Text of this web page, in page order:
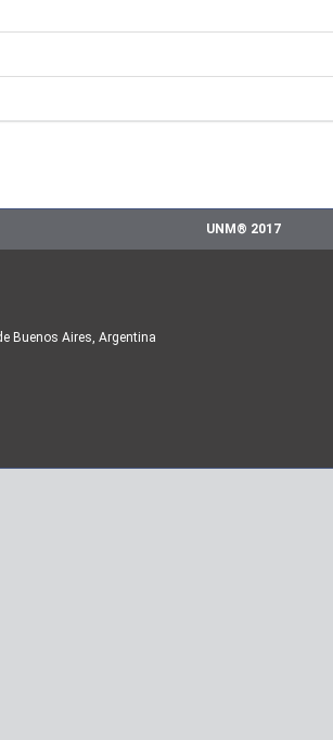
UNM® 2017
Buenos Aires, Argentina